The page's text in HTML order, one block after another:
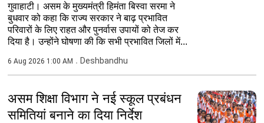
गुवाहाटी। असम के मुख्यमंत्री हिमंता बिस्वा सरमा ने
बुधवार को कहा कि राज्य सरकार ने बाढ़ प्रभावित
परिवारों के लिए राहत और पुनर्वास उपायों को तेज कर
दिया है। उन्होंने घोषणा की कि सभी प्रभावित जिलों में...
6 Aug 2026 1:00 AM Deshbandhu
असम शिक्षा विभाग ने नई स्कूल प्रबंधन
समितियां बनाने का दिया निर्देश